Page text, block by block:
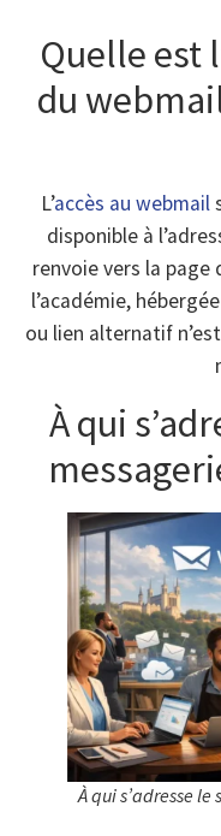
Quelle est
du
L’accès au webmail
disponible à
renvoie vers la
l’académie,
ou lien alternatif
À qui
À qui s’adresse